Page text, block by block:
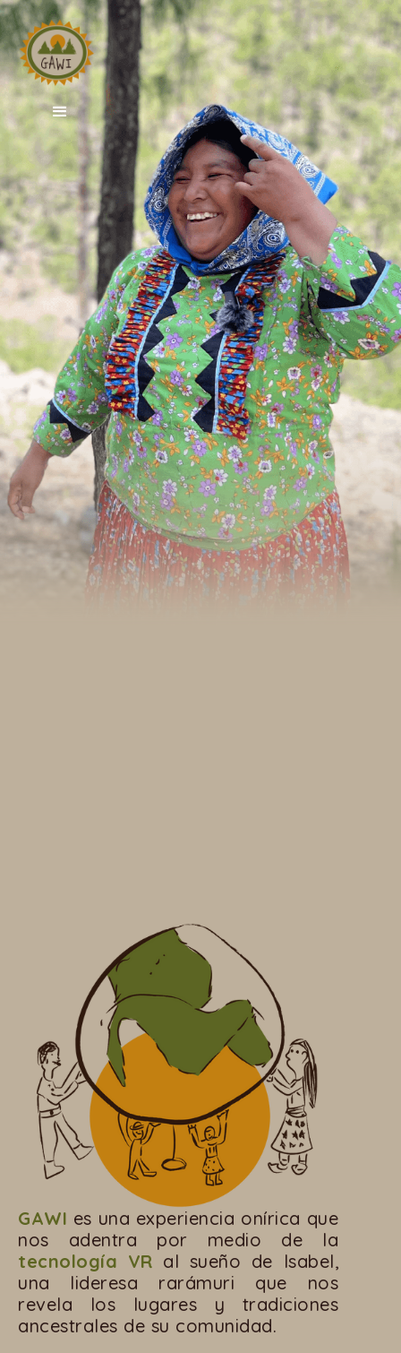
GAWI es una experiencia onírica que
nos adentra por medio de la
tecnología VR al sueño de Isabel,
una lideresa rarámuri que nos
revela los lugares y tradiciones
ancestrales de su comunidad.